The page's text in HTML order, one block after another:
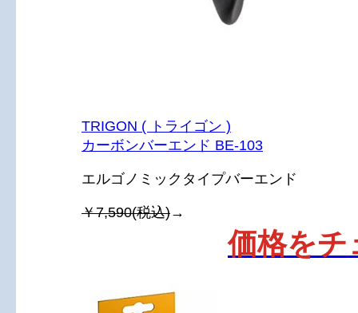
TRIGON ( トライゴン )
カーボンバーエンド BE-103
エルゴノミックタイプバーエンド
￥7,590(税込)→
価格をチ